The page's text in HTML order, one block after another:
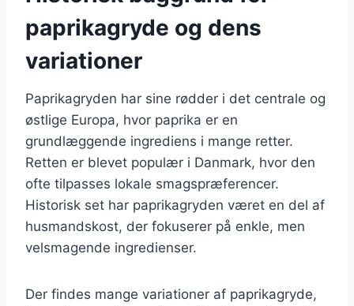
paprikagryde og dens
variationer
Paprikagryden har sine rødder i det centrale og
østlige Europa, hvor paprika er en
grundlæggende ingrediens i mange retter.
Retten er blevet populær i Danmark, hvor den
ofte tilpasses lokale smagspræferencer.
Historisk set har paprikagryden været en del af
husmandskost, der fokuserer på enkle, men
velsmagende ingredienser.
Der findes mange variationer af paprikagryde,